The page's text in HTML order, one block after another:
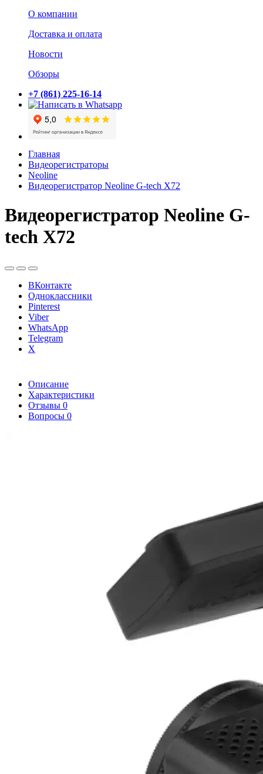
О компании
Доставка и оплата
Новости
Обзоры
+7 (861) 225-16-14
Главная
Видеорегистраторы
Neoline
Видеорегистратор Neoline G-tech X72
Видеорегистратор Neoline G-
tech X72
ВКонтакте
Одноклассники
Pinterest
Viber
WhatsApp
Telegram
X
Описание
Характеристики
Отзывы 0
Вопросы 0